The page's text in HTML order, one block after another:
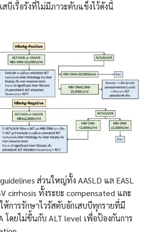
บีเรื้อรังที่ไม่มีภาวะตับแข็งไว้ดังนี้
ส่วนใหญ่ทั้ง AASLD แล EASL
cirrhosis ทั้งระยะ compensated และ
ห้การรักษาไวรัสตับอักเสบบีทุกรายที่มี
โดยไม่ขึ้นกับ ALT level เพื่อป้องกันการ